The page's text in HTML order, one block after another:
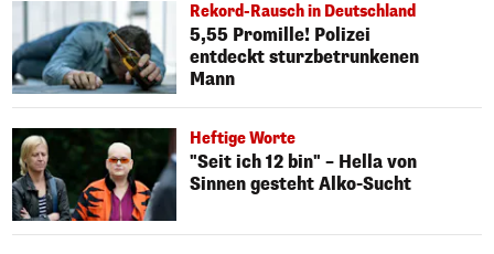
Rekord-Rausch in Deutschland
5,55 Promille! Polizei
entdeckt sturzbetrunkenen
Mann
Heftige Worte
"Seit ich 12 bin" – Hella von
Sinnen gesteht Alko-Sucht